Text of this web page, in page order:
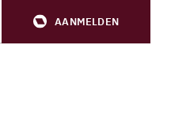
AANMELDEN